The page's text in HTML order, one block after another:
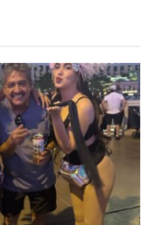
pues su
en la comunidad.
Guzmán, que traía
con raíces
de África,
tráfico de
la familia de